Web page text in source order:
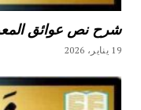
شرح نص عوائق
19 يناير، 2026